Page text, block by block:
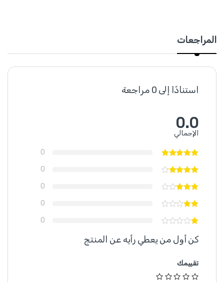
المراجعات
استنادًا إلى 0 مراجعة
0.0
الإجمالي
0
0
0
0
0
كن أول من يعطي رأيه عن المنتج
تقييمك